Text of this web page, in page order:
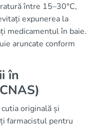
între 15–30°C,
expunerea la
medicamentul în baie.
aruncate conform
în
originală și
farmacistul pentru